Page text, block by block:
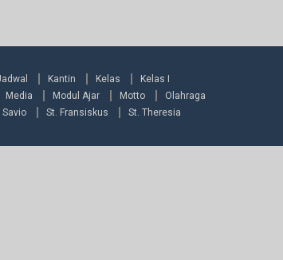
Kantin Kelas
Kelas I
Media Modul Ajar Motto
Olahraga
St. Fransiskus
St. Theresia